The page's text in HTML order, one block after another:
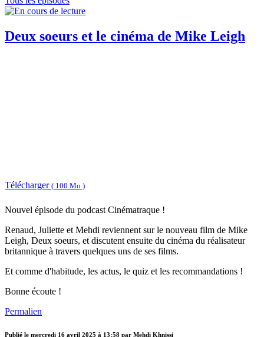
Deux soeurs et le cinéma de Mike Leigh
Télécharger ( 100 Mo )
Nouvel épisode du podcast Cinématraque !
Renaud, Juliette et Mehdi reviennent sur le nouveau film de Mike
Leigh, Deux soeurs, et discutent ensuite du cinéma du réalisateur
britannique à travers quelques uns de ses films.
Et comme d'habitude, les actus, le quiz et les recommandations !
Bonne écoute !
Permalien
Publié le mercredi 16 avril 2025 à 13:58 par Mehdi Khnissi